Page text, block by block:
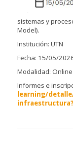
sistemas y
Model).
Institución: UTN
Fecha: 15/05/
Modalidad: Online
Informes e
learning/